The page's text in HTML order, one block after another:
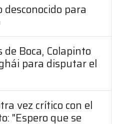
desconocido para
de Boca, Colapinto
para disputar el
vez crítico con el
"Espero que se